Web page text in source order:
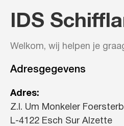
IDS
Welkom, wij helpen je
Adresgegevens
Adres:
Z.I. Um Monkeler
L-4122 Esch Sur Alzette